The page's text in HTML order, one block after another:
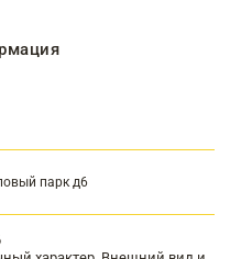
парк д6